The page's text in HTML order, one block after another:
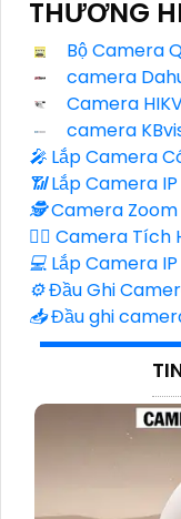
THƯƠNG
Bộ Camera
camera
Camera
camera
️🎤️ Lắp Camera
📶Lắp Camera
🕵️Camera
🧛‍♀️ Camera Tích
💻 Lắp Camera
⚙️Đầu Ghi
📥Đầu ghi